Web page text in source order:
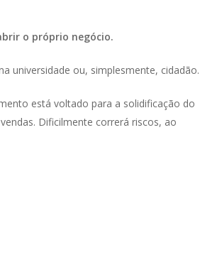
o próprio negócio.
universidade ou, simplesmente, cidadão.
está voltado para a solidificação do
Dificilmente correrá riscos, ao